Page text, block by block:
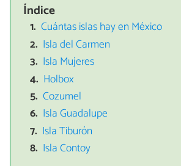
Índice
Cuántas islas hay en México
Isla del Carmen
Isla Mujeres
Holbox
Cozumel
Isla Guadalupe
Isla Tiburón
Isla Contoy